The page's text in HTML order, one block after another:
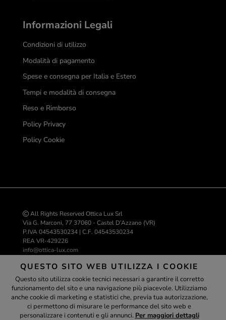
Informazioni Legali
Condizioni di utilizzo
Modalità di pagamento
Spese e consegna per Italia e Estero
Tempi e modalità di consegna
Reso e Rimborso
Policy Privacy
Policy Cookie
All Rights Reserved Ottica Lux Srl
Via G. Marconi, 77 37060 - Castel D’Azzano (VR)
P.IVA 04543530234 | C.F. 04543530234
REA VR-429226
info@ottica-lux.com
Realizzazione e-commerce Colombo 3000
Assistente
ottica-lux.it
QUESTO SITO WEB UTILIZZA I COOKIE
Questo sito utilizza cookie tecnici necessari a garantire il corretto
funzionamento del sito e una navigazione più piacevole. Utilizziamo
anche cookie di marketing e statistici che, previa tua autorizzazione,
ci permettono di misurare le performance del sito web e
personalizzare i contenuti e gli annunci. Per maggiori dettagli